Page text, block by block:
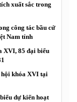
xuất sắc trong
công tác bầu cử
Nam tỉnh
XVI, 85 đại biểu
hội khóa XVI tại
dự kiến hoạt